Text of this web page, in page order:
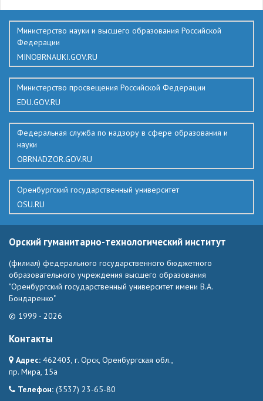
Министерство науки и высшего образования Российской
Федерации
MINOBRNAUKI.GOV.RU
Министерство просвещения Российской Федерации
EDU.GOV.RU
Федеральная служба по надзору в сфере образования и
науки
OBRNADZOR.GOV.RU
Оренбургский государственный университет
OSU.RU
Орский гуманитарно-технологический институт
(филиал) федерального государственного бюджетного
образовательного учреждения высшего образования
"Оренбургский государственный университет имени В.А.
Бондаренко"
© 1999 - 2026
Контакты
Адрес: 462403, г. Орск, Оренбургская обл.,
пр. Мира, 15а
Телефон: (3537) 23-65-80